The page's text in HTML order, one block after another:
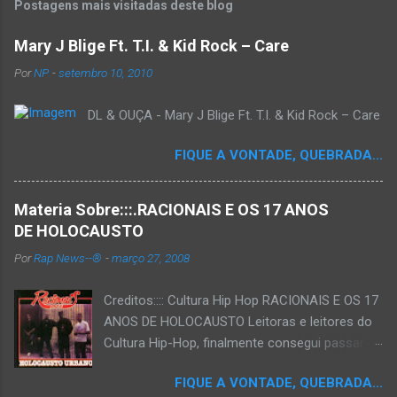
Postagens mais visitadas deste blog
Mary J Blige Ft. T.I. & Kid Rock – Care
PorNP -setembro 10, 2010
DL & OUÇA - Mary J Blige Ft. T.I. & Kid Rock – Care
FIQUE A VONTADE, QUEBRADA...
Materia Sobre:::.RACIONAIS E OS 17 ANOS
DE HOLOCAUSTO
PorRap News--® -março 27, 2008
Creditos:::: Cultura Hip Hop RACIONAIS E OS 17
ANOS DE HOLOCAUSTO Leitoras e leitores do
Cultura Hip-Hop, finalmente consegui passar
que há muito tempo vinha maturando: uma
FIQUE A VONTADE, QUEBRADA...